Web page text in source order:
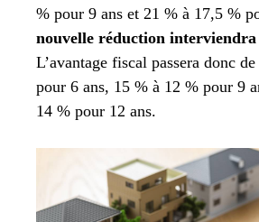
% pour 9 ans et 21 % à 17,5 %
nouvelle réduction interviendra
L’avantage fiscal passera donc
pour 6 ans, 15 % à 12 % pour 9
14 % pour 12 ans.